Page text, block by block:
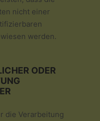
nicht einer
werden.
ODER
die Verarbeitung